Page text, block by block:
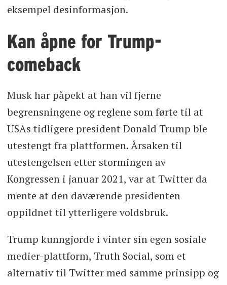
eksempel desinformasjon.
Kan åpne for Trump-
comeback
Musk har påpekt at han vil fjerne
begrensningene og reglene som førte til at
USAs tidligere president Donald Trump ble
utestengt fra plattformen. Årsaken til
utestengelsen etter stormingen av
Kongressen i januar 2021, var at Twitter da
mente at den daværende presidenten
oppildnet til ytterligere voldsbruk.
Trump kunngjorde i vinter sin egen sosiale
medier-plattform, Truth Social, som et
alternativ til Twitter med samme prinsipp og